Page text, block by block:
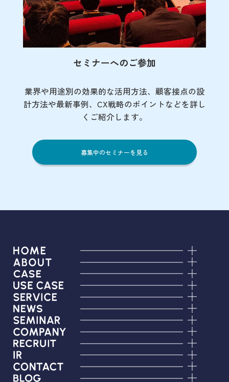
セミナーへのご参加
業界や用途別の効果的な活用方法、顧客接点の設
計方法や最新事例、CX戦略のポイントなどを詳し
くご紹介します。
募集中のセミナーを見る